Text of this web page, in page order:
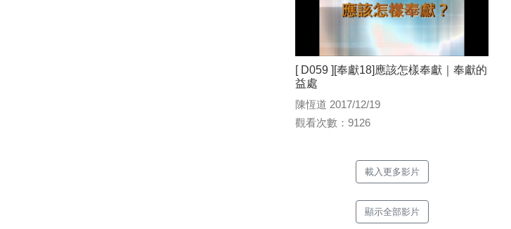
[ D059 ][奉獻18]應該怎樣奉獻｜奉獻的
益處
陳恆道 2017/12/19
觀看次數：9126
載入更多影片
顯示全部影片